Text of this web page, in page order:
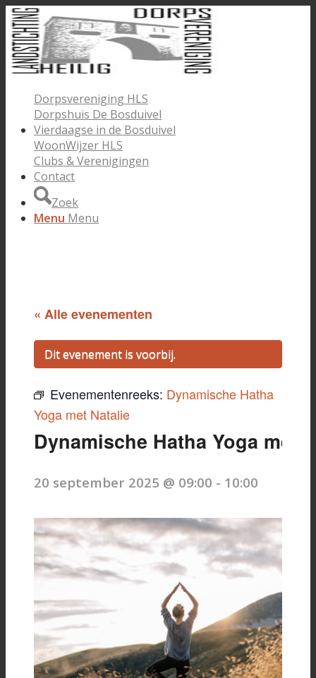
Dorpsvereniging HLS
Dorpshuis De Bosduivel
Vierdaagse in de Bosduivel
WoonWijzer HLS
Clubs & Verenigingen
Contact
Zoek
Menu Menu
« Alle evenementen
Dit evenement is voorbij.
Evenementenreeks: Dynamische Hatha
Yoga met Natalie
Dynamische Hatha Yoga met
20 september 2025 @ 09:00 - 10:00